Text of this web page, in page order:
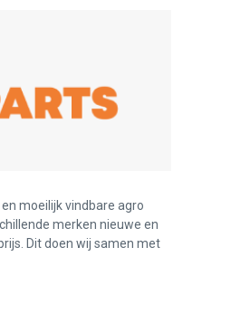
moeilijk vindbare agro
merken nieuwe en
Dit doen wij samen met